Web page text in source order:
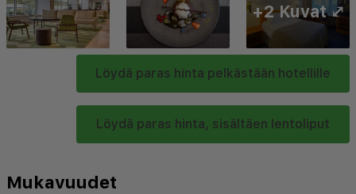
Löydä paras hinta pelkästään hotellille
Löydä paras hinta, sisältäen lentoliput
+2 Kuvat ⤢
Mukavuudet